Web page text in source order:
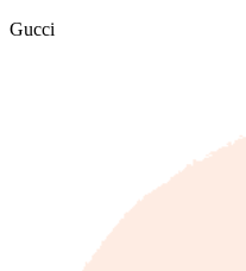
Gucci